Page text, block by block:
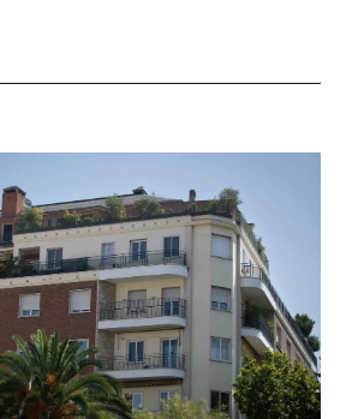
Soares roza el podio del
de Ajedrez